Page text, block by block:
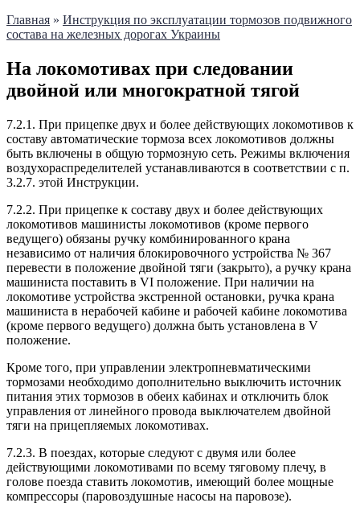
Главная » Инструкция по эксплуатации тормозов подвижного
состава на железных дорогах Украины
На локомотивах при следовании
двойной или многократной тягой
7.2.1. При прицепке двух и более действующих локомотивов к
составу автоматические тормоза всех локомотивов должны
быть включены в общую тормозную сеть. Режимы включения
воздухораспределителей устанавливаются в соответствии с п.
3.2.7. этой Инструкции.
7.2.2. При прицепке к составу двух и более действующих
локомотивов машинисты локомотивов (кроме первого
ведущего) обязаны ручку комбинированного крана
независимо от наличия блокировочного устройства № 367
перевести в положение двойной тяги (закрыто), а ручку крана
машиниста поставить в VI положение. При наличии на
локомотиве устройства экстренной остановки, ручка крана
машиниста в нерабочей кабине и рабочей кабине локомотива
(кроме первого ведущего) должна быть установлена в V
положение.
Кроме того, при управлении электропневматическими
тормозами необходимо дополнительно выключить источник
питания этих тормозов в обеих кабинах и отключить блок
управления от линейного провода выключателем двойной
тяги на прицепляемых локомотивах.
7.2.3. В поездах, которые следуют с двумя или более
действующими локомотивами по всему тяговому плечу, в
голове поезда ставить локомотив, имеющий более мощные
компрессоры (паровоздушные насосы на паровозе).